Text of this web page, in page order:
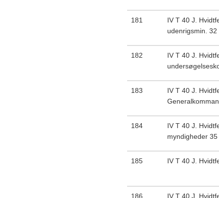
181
IV T 40 J.
udenrigsmin. 32
182
IV T 40 J.
183
IV T 40 J.
184
IV T 40 J.
myndigheder 35
185 IV T 40 J.
186 IV T 40 J.